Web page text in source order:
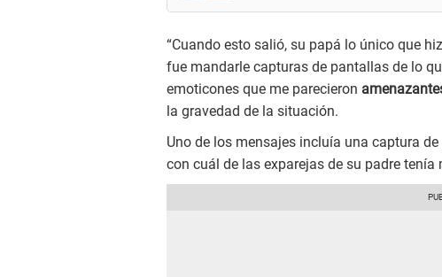
“Cuando esto salió, su papá lo único que
fue mandarle capturas de pantallas de lo
emoticones que me parecieron
la gravedad de la situación.
Uno de los mensajes incluía una captura
con cuál de las exparejas de su padre